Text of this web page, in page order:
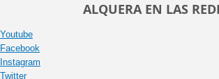
ALQUERA EN LAS
Youtube
Facebook
Instagram
Twitter